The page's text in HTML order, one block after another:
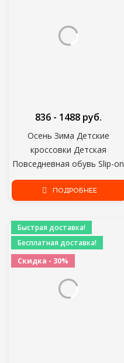
Осень Зима Детские
кроссовки Детская
Повседневная обувь Slip-on
Дышащие Детские носки
Обувь Нескользящие
Девочки Спортивная обувь
836 - 1488 руб.
ПОДРОБНЕЕ
Быстрая доставка!
Бесплатная доставка!
Скидка - 30%